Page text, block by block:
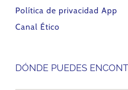
Política de privacidad App
Canal Ético
DÓNDE PUEDES